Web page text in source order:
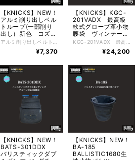
【KNICKS】NEW！
アルミ削り出しベル
トループ(一部削り
出し）新色 コズミ
ックオレンジ
¥7,370
【KNICKS】KGC-
201VADX 最高級
軟式グローブ革小物
腰袋 ヴィンテージ
カラーカスタム
¥24,200
【KNICKS】NEW！
BATS-301DDX
バリスティックダブ
【KNICKS】NEW！
BA-185
BALLISTIC1680生